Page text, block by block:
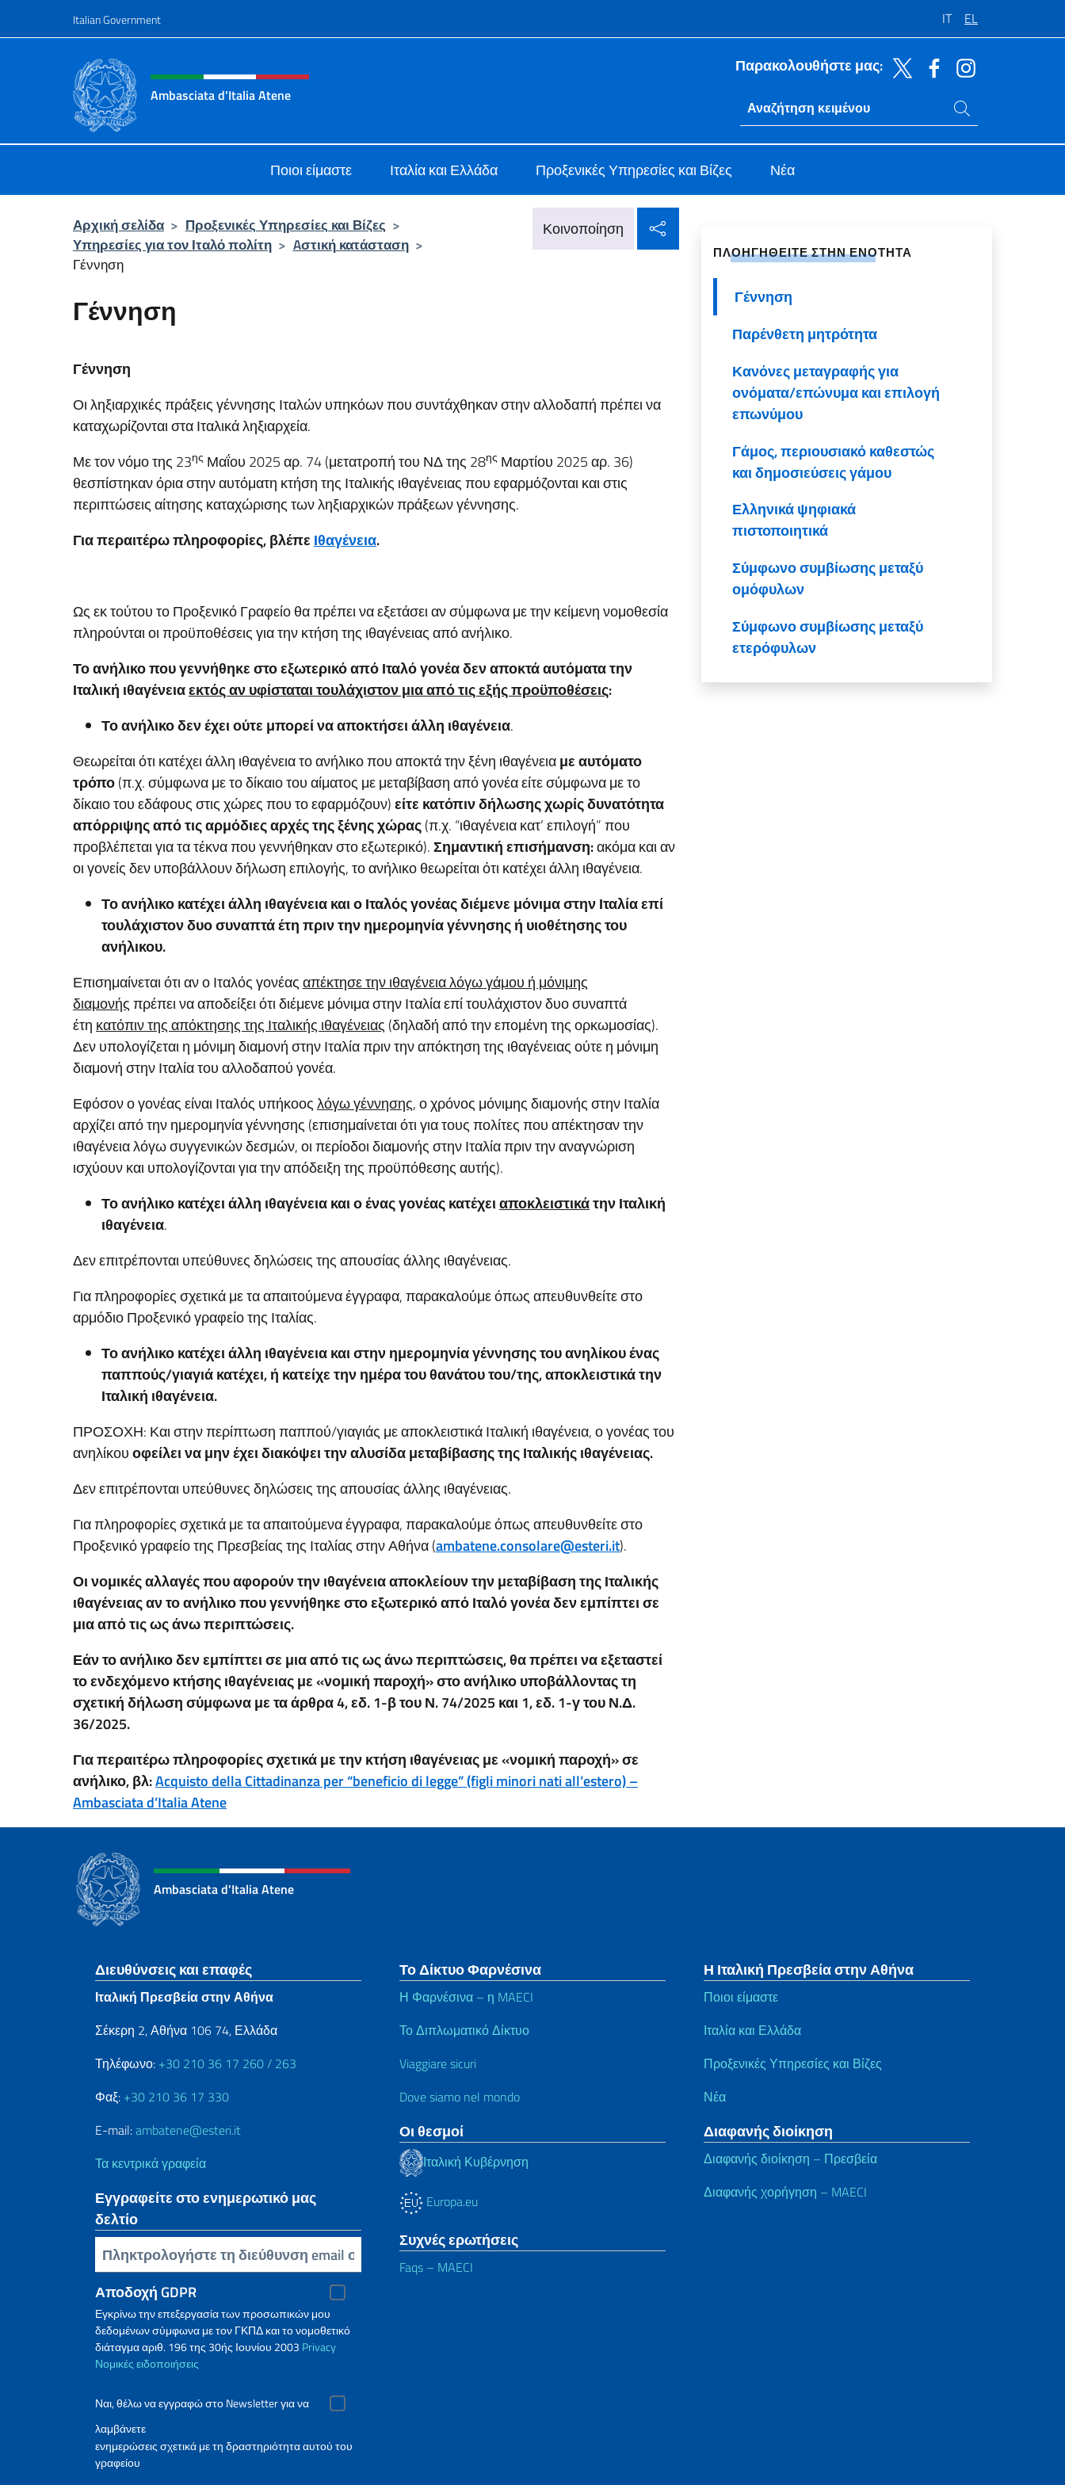
Italian Government IT EL
Header, social and menu of site
Ambasciata d'Italia Atene
Παρακολουθήστε μας:
Ricerca sito live
Αναζήτηση στον ιστότοπο
Ποιοι είμαστε Ιταλία και Ελλάδα Προξενικές Υπηρεσίες και Βίζες Νέα
Αρχική σελίδα > Προξενικές Υπηρεσίες και Βίζες >
Υπηρεσίες για τον Ιταλό πολίτη > Aστική κατάσταση >
Γέννηση
Κοινοποίηση
Γέννηση
Γέννηση
Οι ληξιαρχικές πράξεις γέννησης Ιταλών υπηκόων που συντάχθηκαν στην αλλοδαπή πρέπει να
καταχωρίζονται στα Ιταλικά ληξιαρχεία.
Με τον νόμο της 23ης Μαΐου 2025 αρ. 74 (μετατροπή του ΝΔ της 28ης Μαρτίου 2025 αρ. 36)
θεσπίστηκαν όρια στην αυτόματη κτήση της Ιταλικής ιθαγένειας που εφαρμόζονται και στις
περιπτώσεις αίτησης καταχώρισης των ληξιαρχικών πράξεων γέννησης.
Για περαιτέρω πληροφορίες, βλέπε Ιθαγένεια.
Ως εκ τούτου το Προξενικό Γραφείο θα πρέπει να εξετάσει αν σύμφωνα με την κείμενη νομοθεσία
πληρούνται οι προϋποθέσεις για την κτήση της ιθαγένειας από ανήλικο.
Το ανήλικο που γεννήθηκε στο εξωτερικό από Ιταλό γονέα δεν αποκτά αυτόματα την
Ιταλική ιθαγένειαεκτός αν υφίσταται τουλάχιστον μια από τις εξής προϋποθέσεις:
Το ανήλικο δεν έχει ούτε μπορεί να αποκτήσει άλλη ιθαγένεια.
Θεωρείται ότι κατέχει άλλη ιθαγένεια το ανήλικο που αποκτά την ξένη ιθαγένειαμε αυτόματο
τρόπο(π.χ. σύμφωνα με το δίκαιο του αίματος με μεταβίβαση από γονέα είτε σύμφωνα με το
δίκαιο του εδάφους στις χώρες που το εφαρμόζουν)είτε κατόπιν δήλωσης χωρίς δυνατότητα
απόρριψης από τις αρμόδιες αρχές της ξένης χώρας(π.χ. “ιθαγένεια κατ’ επιλογή” που
προβλέπεται για τα τέκνα που γεννήθηκαν στο εξωτερικό).Σημαντική επισήμανση:ακόμα και αν
οι γονείς δεν υποβάλλουν δήλωση επιλογής, το ανήλικο θεωρείται ότι κατέχει άλλη ιθαγένεια.
Το ανήλικο κατέχει άλλη ιθαγένεια και ο Ιταλός γονέας διέμενε μόνιμα στην Ιταλία επί
τουλάχιστον δυο συναπτά έτη πριν την ημερομηνία γέννησης ή υιοθέτησης του
ανήλικου.
Επισημαίνεται ότι αν ο Ιταλός γονέαςαπέκτησε την ιθαγένεια λόγω γάμου ή μόνιμης
διαμονήςπρέπει να αποδείξει ότι διέμενε μόνιμα στην Ιταλία επί τουλάχιστον δυο συναπτά
έτη κατόπιν της απόκτησης της Ιταλικής ιθαγένειας (δηλαδή από την επομένη της ορκωμοσίας).
Δεν υπολογίζεται η μόνιμη διαμονή στην Ιταλία πριν την απόκτηση της ιθαγένειας ούτε η μόνιμη
διαμονή στην Ιταλία του αλλοδαπού γονέα.
Εφόσον ο γονέας είναι Ιταλός υπήκοοςλόγω γέννησης, ο χρόνος μόνιμης διαμονής στην Ιταλία
αρχίζει από την ημερομηνία γέννησης (επισημαίνεται ότι για τους πολίτες που απέκτησαν την
ιθαγένεια λόγω συγγενικών δεσμών, οι περίοδοι διαμονής στην Ιταλία πριν την αναγνώριση
ισχύουν και υπολογίζονται για την απόδειξη της προϋπόθεσης αυτής).
Το ανήλικο κατέχει άλλη ιθαγένεια και ο ένας γονέας κατέχειαποκλειστικάτην Ιταλική
ιθαγένεια.
Δεν επιτρέπονται υπεύθυνες δηλώσεις της απουσίας άλλης ιθαγένειας.
Για πληροφορίες σχετικά με τα απαιτούμενα έγγραφα, παρακαλούμε όπως απευθυνθείτε στο
αρμόδιο Προξενικό γραφείο της Ιταλίας.
Το ανήλικο κατέχει άλλη ιθαγένεια και στην ημερομηνία γέννησης του ανηλίκου ένας
παππούς/γιαγιά κατέχει, ή κατείχε την ημέρα του θανάτου του/της, αποκλειστικά την
Ιταλική ιθαγένεια.
ΠΡΟΣΟΧΗ: Και στην περίπτωση παππού/γιαγιάς με αποκλειστικά Ιταλική ιθαγένεια, ο γονέας του
ανηλίκουοφείλει να μην έχει διακόψει την αλυσίδα μεταβίβασης της Ιταλικής ιθαγένειας.
Δεν επιτρέπονται υπεύθυνες δηλώσεις της απουσίας άλλης ιθαγένειας.
Για πληροφορίες σχετικά με τα απαιτούμενα έγγραφα, παρακαλούμε όπως απευθυνθείτε στο
Προξενικό γραφείο της Πρεσβείας της Ιταλίας στην Αθήνα (ambatene.consolare@esteri.it).
Οι νομικές αλλαγές που αφορούν την ιθαγένεια αποκλείουν την μεταβίβαση της Ιταλικής
ιθαγένειας αν το ανήλικο που γεννήθηκε στο εξωτερικό από Ιταλό γονέα δεν εμπίπτει σε
μια από τις ως άνω περιπτώσεις.
Εάν το ανήλικο δεν εμπίπτει σε μια από τις ως άνω περιπτώσεις, θα πρέπει να εξεταστεί
το ενδεχόμενο κτήσης ιθαγένειας με «νομική παροχή» στο ανήλικο υποβάλλοντας τη
σχετική δήλωση σύμφωνα με τα άρθρα 4, εδ. 1-β του Ν. 74/2025 και 1, εδ. 1-γ του Ν.Δ.
36/2025.
Για περαιτέρω πληροφορίες σχετικά με την κτήση ιθαγένειας με «νομική παροχή» σε
ανήλικο,βλ:Acquisto della Cittadinanza per “beneficio di legge” (figli minori nati all’estero) –
Ambasciata d’Italia Atene
ΠΛΟΗΓΗΘΕΊΤΕ ΣΤΗΝ ΕΝΌΤΗΤΑ
Γέννηση
Παρένθετη μητρότητα
Κανόνες μεταγραφής για
ονόματα/επώνυμα και επιλογή
επωνύμου
Γάμος, περιουσιακό καθεστώς
και δημοσιεύσεις γάμου
Ελληνικά ψηφιακά
πιστοποιητικά
Σύμφωνο συμβίωσης μεταξύ
ομόφυλων
Σύμφωνο συμβίωσης μεταξύ
ετερόφυλων
Διαζύγιο, λύση συμφώνου
Ambasciata d'Italia Atene
Footer section
Διευθύνσεις και επαφές
Ιταλική Πρεσβεία στην Αθήνα
Σέκερη 2, Αθήνα 106 74, Ελλάδα
Τηλέφωνο: +30 210 36 17 260 / 263
Φαξ: +30 210 36 17 330
E-mail:ambatene@esteri.it
Τα κεντρικά γραφεία
Εγγραφείτε στο ενημερωτικό μας
δελτίο
Πληκτρολογήστε τη διεύθυνση email σας
Αποδοχή GDPR
Εγκρίνω την επεξεργασία των προσωπικών μου
δεδομένων σύμφωνα με τον ΓΚΠΔ και το νομοθετικό
διάταγμα αριθ. 196 της 30ής Ιουνίου 2003 Privacy
Νομικές ειδοποιήσεις
Ναι, θέλω να εγγραφώ στο Newsletter για να
λαμβάνετε
ενημερώσεις σχετικά με τη δραστηριότητα αυτού του
γραφείου
Το Δίκτυο Φαρνέσινα
Η Φαρνέσινα – η MAECI
Το Διπλωματικό Δίκτυο
Viaggiare sicuri
Dove siamo nel mondo
Οι θεσμοί
Ιταλική Κυβέρνηση
Europa.eu
Συχνές ερωτήσεις
Faqs – MAECI
Η Ιταλική Πρεσβεία στην Αθήνα
Ποιοι είμαστε
Ιταλία και Ελλάδα
Προξενικές Υπηρεσίες και Βίζες
Νέα
Διαφανής διοίκηση
Διαφανής διοίκηση – Πρεσβεία
Διαφανής χορήγηση – MAECI